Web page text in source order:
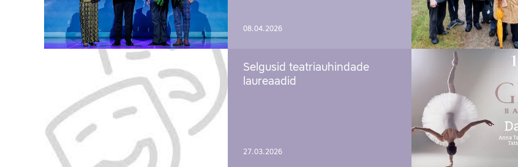
08.04.2026
Selgusid teatriauhindade
laureaadid
27.03.2026